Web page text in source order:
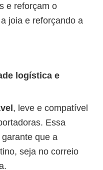
e reforçam o
joia e reforçando a
logística e
, leve e compatível
Essa
que a
seja no correio